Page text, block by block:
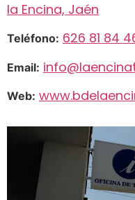
la Encina, Jaén
Teléfono: 626 81 84
Email:
Web: